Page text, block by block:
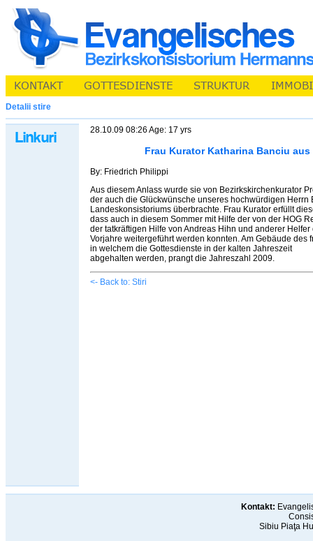
Detalii stire
28.10.09 08:26 Age: 17 yrs
Frau Kurator Katharina Banciu aus
By: Friedrich Philippi
Aus diesem Anlass wurde sie von Bezirkskirchenkurator
der auch die Glückwünsche unseres hochwürdigen Herrn
Landeskonsistoriums überbrachte. Frau Kurator erfüllt
dass auch in diesem Sommer mit Hilfe der von der HOG
der tatkräftigen Hilfe von Andreas Hihn und anderer
Vorjahre weitergeführt werden konnten. Am Gebäude des
in welchem die Gottesdienste in der kalten Jahreszeit
abgehalten werden, prangt die Jahreszahl 2009.
<- Back to: Stiri
Kontakt:
Sibiu Piaţa